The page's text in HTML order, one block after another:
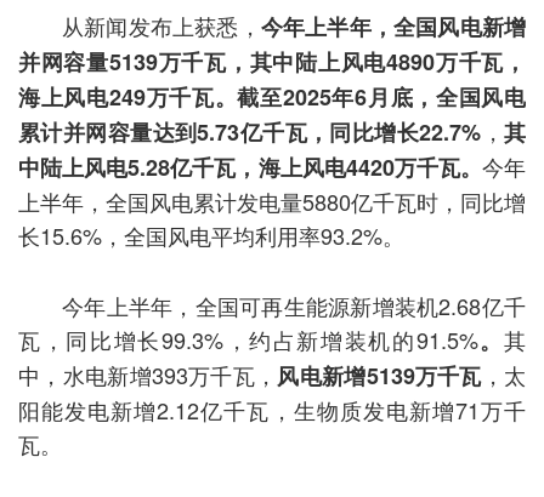
从新闻发布上获悉， 今年上半年，全国风电新增
并网容量5139万千瓦，其中陆上风电4890万千瓦，
海上风电249万千瓦。截至2025年6月底，全国风电
累计并网容量达到5.73亿千瓦，同比增长22.7% ，其
中陆上风电5.28亿千瓦，海上风电4420万千瓦。 今年
上半年，全国风电累计发电量5880亿千瓦时，同比增
长15.6%，全国风电平均利用率93.2%。
今年上半年，全国可再生能源新增装机2.68亿千
瓦，同比增长99.3%，约占新增装机的91.5%。其
中，水电新增393万千瓦， 风电新增5139万千瓦，太
阳能发电新增2.12亿千瓦，生物质发电新增71万千
瓦。